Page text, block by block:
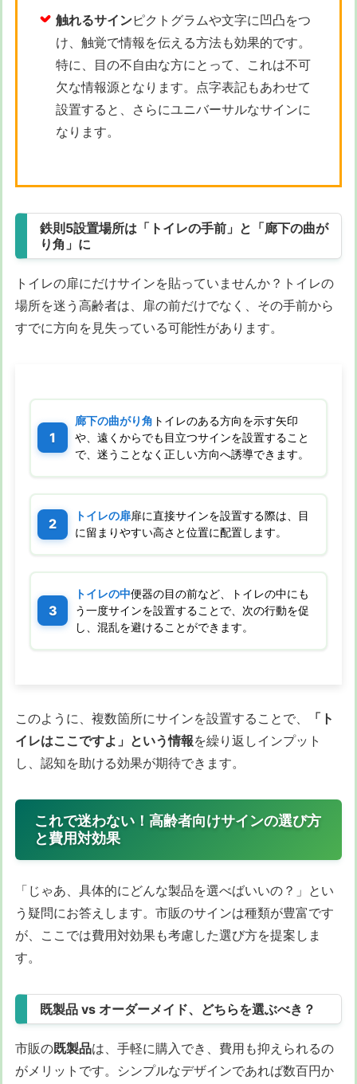
触れるサインピクトグラムや文字に凹凸をつ
け、触覚で情報を伝える方法も効果的です。
特に、目の不自由な方にとって、これは不可
欠な情報源となります。点字表記もあわせて
設置すると、さらにユニバーサルなサインに
なります。
鉄則5設置場所は「トイレの手前」と「廊下の曲が
り角」に
トイレの扉にだけサインを貼っていませんか？トイレの
場所を迷う高齢者は、扉の前だけでなく、その手前から
すでに方向を見失っている可能性があります。
廊下の曲がり角 トイレのある方向を示す矢印
や、遠くからでも目立つサインを設置すること
で、迷うことなく正しい方向へ誘導できます。
トイレの扉扉に直接サインを設置する際は、目
に留まりやすい高さと位置に配置します。
トイレの中便器の目の前など、トイレの中にも
う一度サインを設置することで、次の行動を促
し、混乱を避けることができます。
このように、複数箇所にサインを設置することで、
「ト
イレはここですよ」という情報を繰り返しインプット
し、認知を助ける効果が期待できます。
これで迷わない！高齢者向けサインの選び方
と費用対効果
「じゃあ、具体的にどんな製品を選べばいいの？」とい
う疑問にお答えします。市販のサインは種類が豊富です
が、ここでは費用対効果も考慮した選び方を提案しま
す。
既製品 vs オーダーメイド、どちらを選ぶべき？
市販の既製品は、手軽に購入でき、費用も抑えられるの
がメリットです。シンプルなデザインであれば数百円か